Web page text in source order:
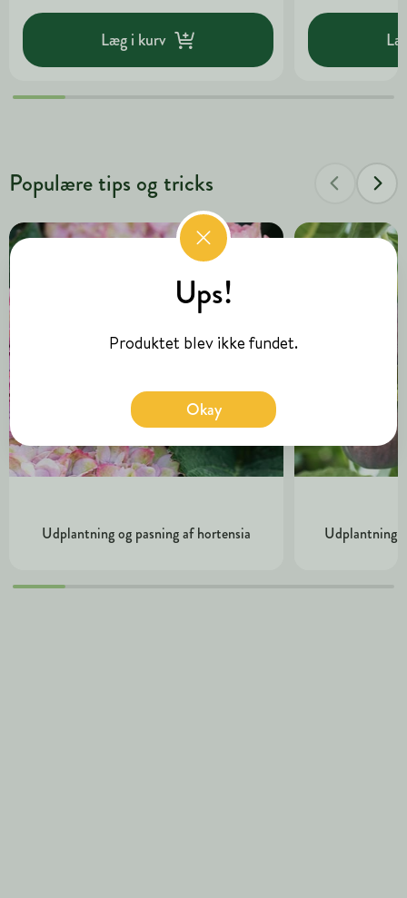
Læg i kurv
Populære tips og tricks
Udplantning og pasning af hortensia Udplantning
Ups!
Produktet blev ikke fundet.
Okay